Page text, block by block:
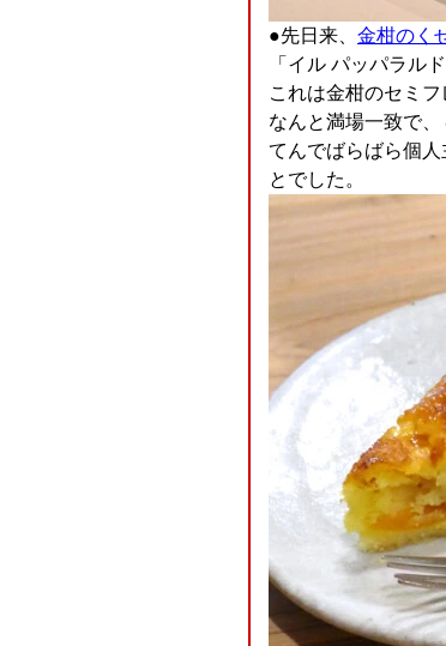
●先日来、 金柑のく
「イル パッパラル
これは金柑のセミフ
なんと満場一致で、
てんでばらばら個
とでした。